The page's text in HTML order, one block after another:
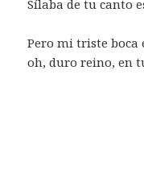
Sílaba de tu canto
Pero mi triste boca
oh, duro reino, en